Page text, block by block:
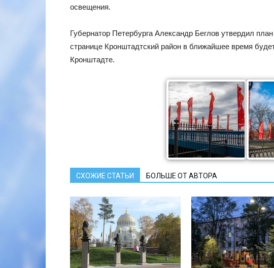
освещения.
Губернатор Петербурга Александр Беглов утвердил
странице Кронштадтский район в ближайшее время
Кронштадте.
СХОЖИЕ СТАТЬИ БОЛЬШЕ ОТ АВТОРА